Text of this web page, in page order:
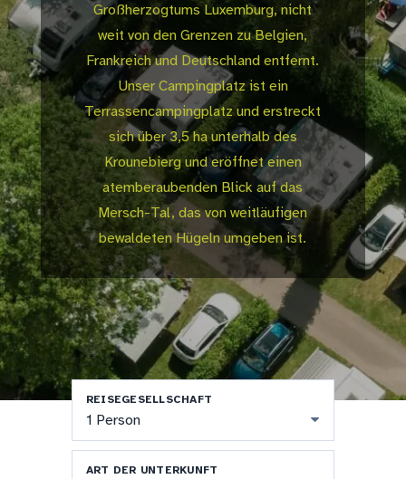
Großherzogtums Luxemburg, nicht
weit von den Grenzen zu Belgien,
Frankreich und Deutschland entfernt.
Unser Campingplatz ist ein
Terrassencampingplatz und erstreckt
sich über 3,5 ha unterhalb des
Krounebierg und eröffnet einen
atemberaubenden Blick auf das
Mersch-Tal, das von weitläufigen
bewaldeten Hügeln umgeben ist.
REISEGESELLSCHAFT
1 Person
ART DER UNTERKUNFT